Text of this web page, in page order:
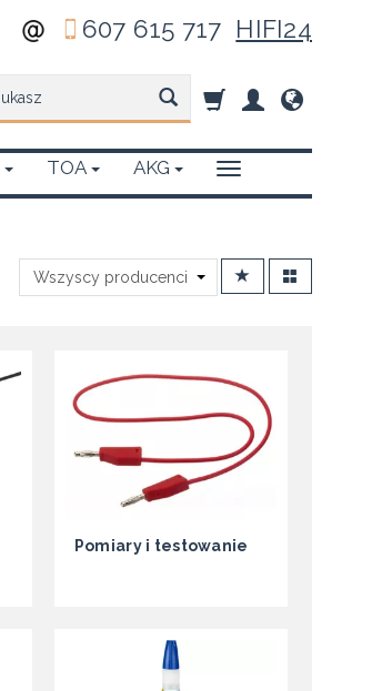
607 615 717 HIFI24
TOA AKG
Pomiary i testowanie